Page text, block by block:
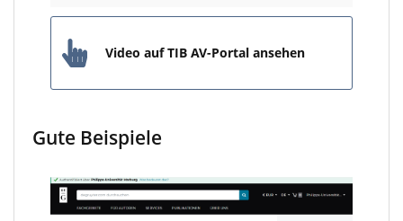
Video auf TIB AV-Portal ansehen
Gute Beispiele